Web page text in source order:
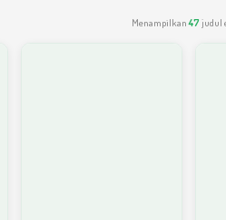
Menampilkan47 judul